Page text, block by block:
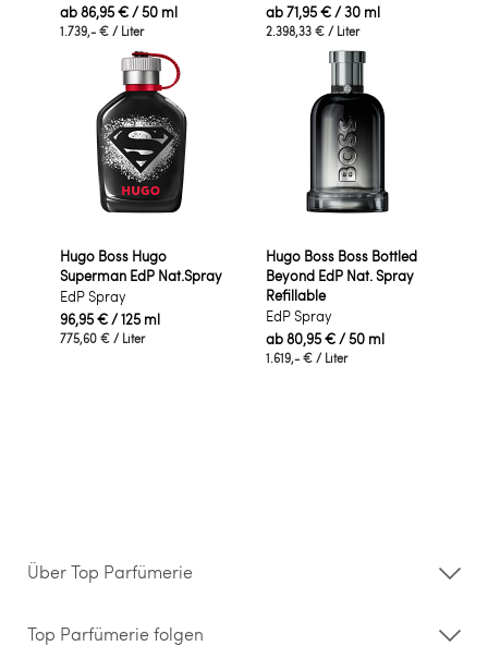
ab86,95 €/ 50 ml
1.739,- € / Liter
ab71,95 €/ 30 ml
2.398,33 € / Liter
Hugo Boss Hugo
Superman EdP Nat.Spray
EdP Spray
96,95 €/ 125 ml
775,60 € / Liter
Hugo Boss Boss Bottled
Beyond EdP Nat. Spray
Refillable
EdP Spray
ab80,95 €/ 50 ml
1.619,- € / Liter
Über Top Parfümerie
Storefinder
Kontakt
Top Parfümerie folgen